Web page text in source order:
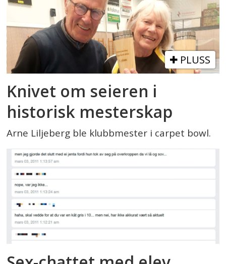
PLUSS
Knivet om seieren i
historisk mesterskap
Arne Liljeberg ble klubbmester i carpet bowl.